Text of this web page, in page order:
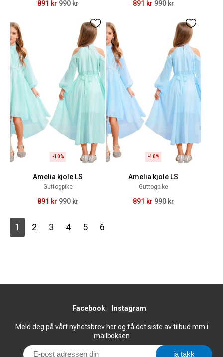
891 kr 990 kr 891 kr 990 kr
-10%
Amelia kjole LS
Guttogpike
891 kr 990 kr
-10%
Amelia kjole LS
Guttogpike
891 kr 990 kr
1 2 3 4 5 6
Facebook Instagram
Meld deg på vårt nyhetsbrev her og få det siste av tilbud mm i
mailboksen